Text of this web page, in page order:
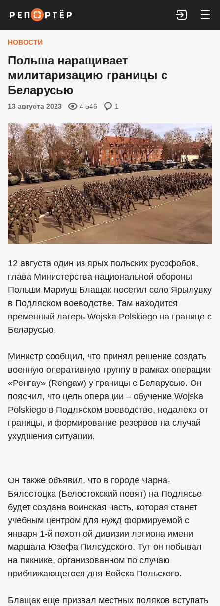
Войти
НОВОСТИ
Польша наращивает
милитаризацию границы с
Беларусью
13 августа 2023 4 546 1
12 августа один из ярых польских русофобов,
глава Министерства национальной обороны
Польши Мариуш Блащак посетил село Ярылувку
в Подляском воеводстве. Там находится
временный лагерь Wojska Polskiego на границе с
Беларусью.
Министр сообщил, что принял решение создать
военную оперативную группу в рамках операции
«Ренгау» (Rengaw) у границы с Беларусью. Он
пояснил, что цель операции – обучение Wojska
Polskiego в Подляском воеводстве, недалеко от
границы, и формирование резервов на случай
ухудшения ситуации.
Он также объявил, что в городе Чарна-
Бялостоцка (Белостокский повят) на Подлясье
будет создана воинская часть, которая станет
учебным центром для нужд формируемой с
января 1-й пехотной дивизии легиона имени
маршала Юзефа Пилсудского. Тут он побывал
на пикнике, организованном по случаю
приближающегося дня Войска Польского.
Блащак еще призвал местных поляков вступать